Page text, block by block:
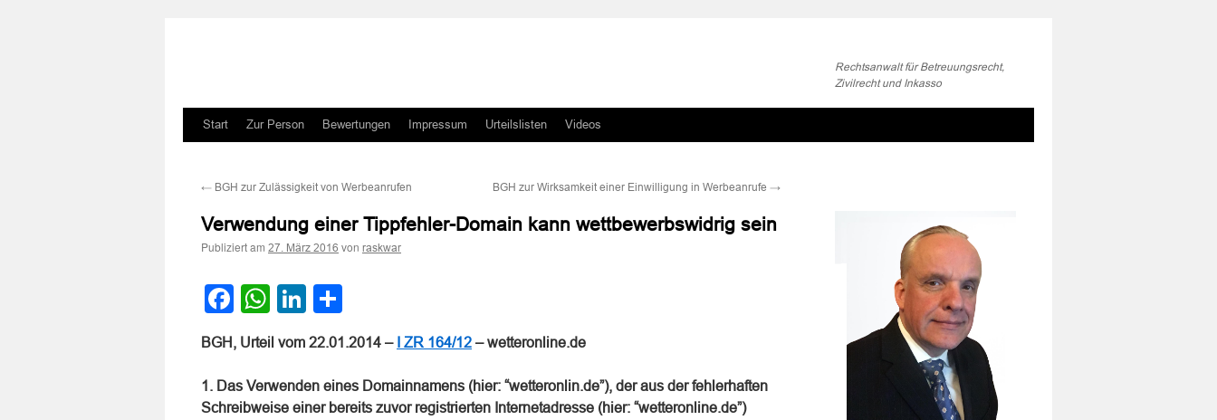
Rechtsanwalt für Betreuungsrecht,
Zivilrecht und Inkasso
Zum
springen
Start Zur Person Bewertungen Impressum Urteilslisten Videos
← BGH zur Zulässigkeit von Werbeanrufen BGH zur Wirksamkeit einer Einwilligung in Werbeanrufe →
Verwendung einer Tippfehler-Domain kann wettbewerbswidrig sein
Publiziert am 27. März 2016 von raskwar
Facebook
WhatsApp
LinkedIn
BGH, Urteil vom 22.01.2014 – I ZR 164/12 – wetteronline.de
1. Das Verwenden eines Domainnamens (hier: “wetteronlin.de”), der aus der fehlerhaften
Schreibweise einer bereits zuvor registrierten Internetadresse (hier: “wetteronline.de”)